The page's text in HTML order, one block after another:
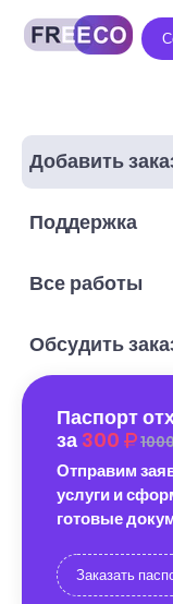
Добавить
Поддержка
Все работы
Обсудить
Паспорт
за 300
Отправим
услуги и
готовые
Заказать